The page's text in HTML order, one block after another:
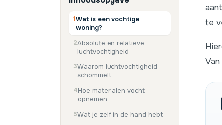
Wat is een vochtige
woning?
Absolute en relatieve
luchtvochtigheid
Waarom luchtvochtigheid
schommelt
Hoe materialen vocht
opnemen
Wat je zelf in de hand hebt
te